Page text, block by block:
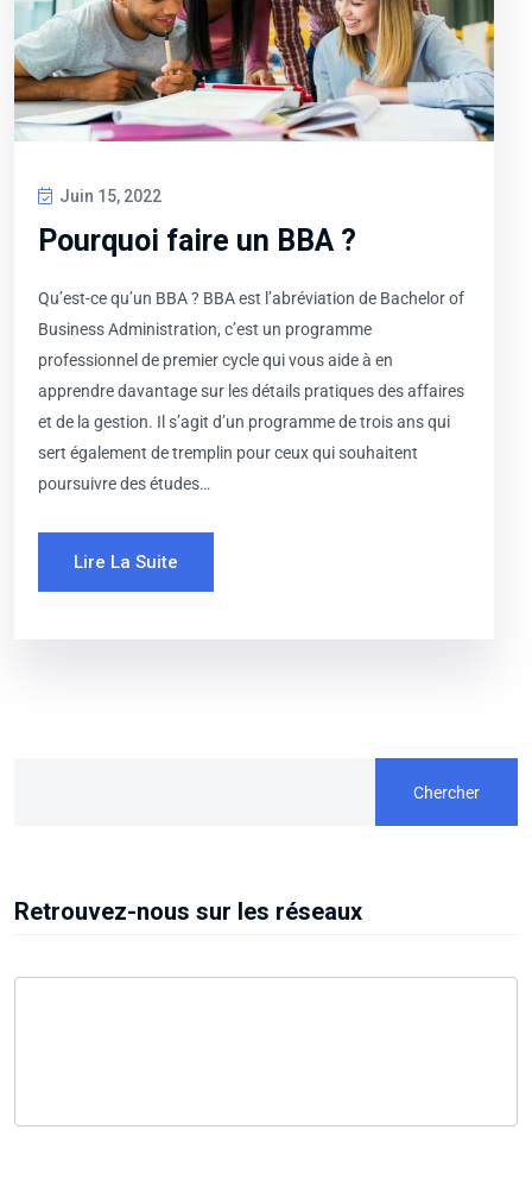
Juin 15, 2022
Pourquoi faire un BBA ?
Qu’est-ce qu’un BBA ? BBA est l’abréviation de Bachelor of
Business Administration, c’est un programme
professionnel de premier cycle qui vous aide à en
apprendre davantage sur les détails pratiques des affaires
et de la gestion. Il s’agit d’un programme de trois ans qui
sert également de tremplin pour ceux qui souhaitent
poursuivre des études…
Lire La Suite
Chercher
Retrouvez-nous sur les réseaux